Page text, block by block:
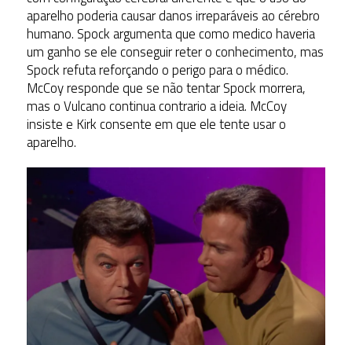
aparelho poderia causar danos irreparáveis ao cérebro
humano. Spock argumenta que como medico haveria
um ganho se ele conseguir reter o conhecimento, mas
Spock refuta reforçando o perigo para o médico.
McCoy responde que se não tentar Spock morrera,
mas o Vulcano continua contrario a ideia. McCoy
insiste e Kirk consente em que ele tente usar o
aparelho.